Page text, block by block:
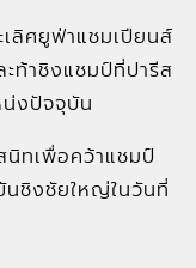
ลิศยูฟ่าแชมเปียนส์
ท้าชิงแชมป์ที่ปารีส
งปัจจุบัน
ทเพื่อคว้าแชมป์
นชิงชัยใหญ่ในวันที่